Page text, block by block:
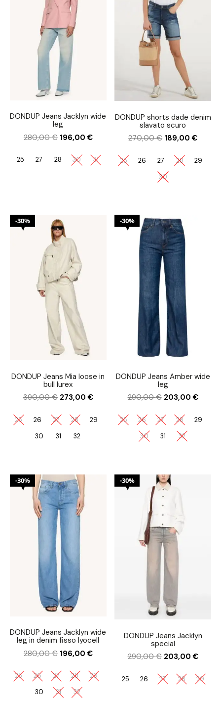
DONDUP Jeans Jacklyn wide
leg
280,00€ 196,00€
25 27 28 30 31
DONDUP shorts dade denim
slavato scuro
270,00€ 189,00€
25 26 27 28
29
30
30%
DONDUP Jeans Mia loose in
bull lurex
390,00€ 273,00€
25 26 27 28
29
30
31 32
30%
DONDUP Jeans Amber wide
leg
290,00€ 203,00€
25 26 27 28
29
30
31 32
30%
DONDUP Jeans Jacklyn wide
leg in denim fisso lyocell
280,00€ 196,00€
25 26 27 28
29
30
31 32
30%
DONDUP Jeans Jacklyn
special
290,00€ 203,00€
25 26 27 28 29